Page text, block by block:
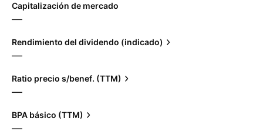
Capitalización de mercado
—
Rendimiento del dividendo (indicado)
—
Ratio precio s/benef. (TTM)
—
BPA básico (TTM)
—